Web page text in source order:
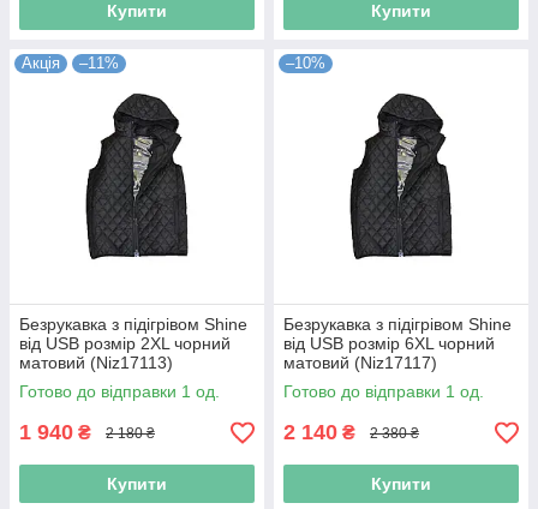
Купити Купити
Акція –11%
Безрукавка з підігрівом Shine
від USB розмір 2XL чорний
матовий (Niz17113)
Готово до відправки 1 од.
1 940 ₴ 2 180 ₴
Купити
–10%
Безрукавка з підігрівом Shine
від USB розмір 6XL чорний
матовий (Niz17117)
Готово до відправки 1 од.
2 140 ₴ 2 380 ₴
Купити